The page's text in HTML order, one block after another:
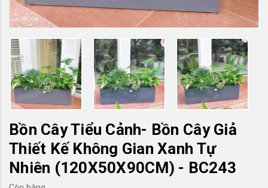
TƯ VẤN LIÊN HỆ
Bồn Cây Tiểu Cảnh- Bồn Cây Giả
Thiết Kế Không Gian Xanh Tự
Nhiên (120X50X90CM) - BC243